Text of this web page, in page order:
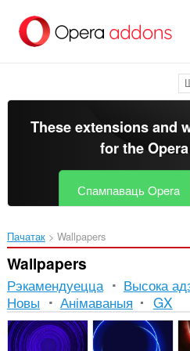
асноўнага
These extensions and
for the
Спампаваць Opera
Пачатак Wallpapers
Wallpapers
Рэкамендуецца Высока
Новы
Анімаваныя GX